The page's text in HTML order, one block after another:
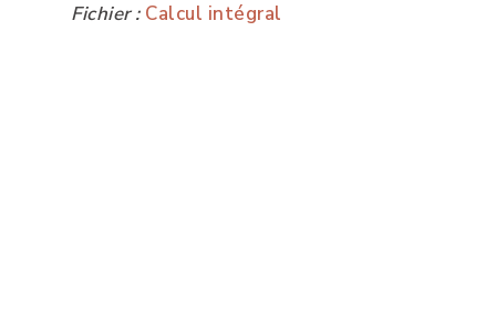
Fichier : Calcul intégral